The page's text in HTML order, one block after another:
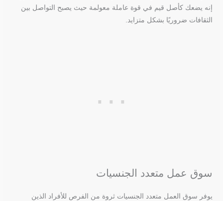
إنه يضعك كأصل قيم في قوة عاملة معولمة حيث يصبح التواصل بين
الثقافات ضروريًا بشكل متزايد.
سوق عمل متعدد الجنسيات
يوفر سوق العمل متعدد الجنسيات ثروة من الفرص للأفراد الذين